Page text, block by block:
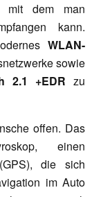
mit dem man
kann.
WLAN-
sowie
2.1 +EDR zu
offen. Das
einen
die sich
im Auto